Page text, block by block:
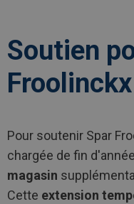
Soutien
Froolinckx
Pour soutenir Spar
chargée de fin
magasin
Cette extension